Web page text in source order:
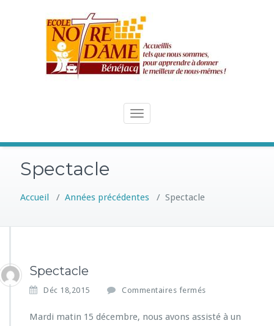
Toggle
Spectacle
Accueil / Années précédentes / Spectacle
Spectacle
Déc 18,2015 Commentaires fermés
r
Mardi matin 15 décembre, nous avons assisté à un